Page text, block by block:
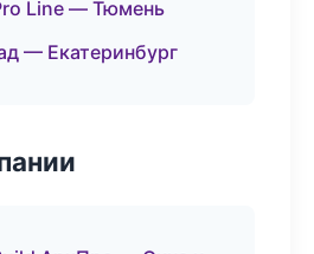
Line — Тюмень
— Екатеринбург